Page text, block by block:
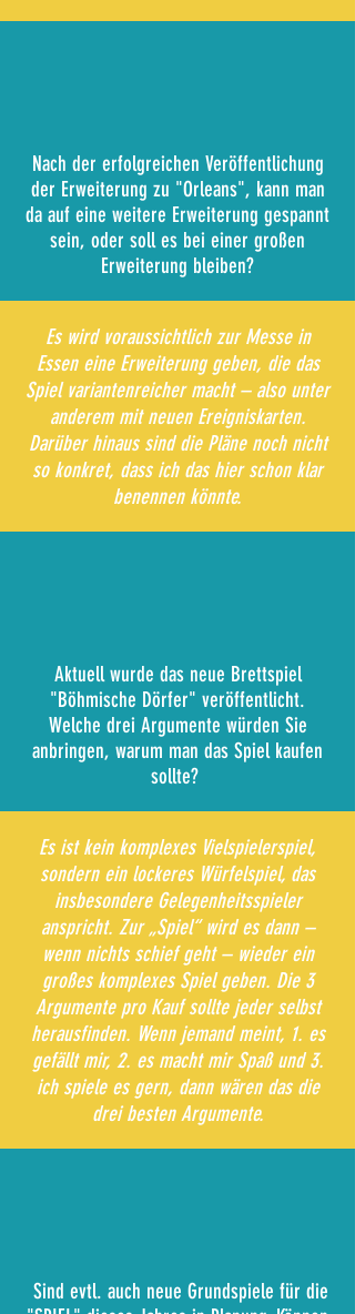
Nach der erfolgreichen Veröffentlichung
der Erweiterung zu "Orleans", kann man
da auf eine weitere Erweiterung gespannt
sein, oder soll es bei einer großen
Erweiterung bleiben?
Es wird voraussichtlich zur Messe in
Essen eine Erweiterung geben, die das
Spiel variantenreicher macht – also unter
anderem mit neuen Ereigniskarten.
Darüber hinaus sind die Pläne noch nicht
so konkret, dass ich das hier schon klar
benennen könnte.
Aktuell wurde das neue Brettspiel
"Böhmische Dörfer" veröffentlicht.
Welche drei Argumente würden Sie
anbringen, warum man das Spiel kaufen
sollte?
Es ist kein komplexes Vielspielerspiel,
sondern ein lockeres Würfelspiel, das
insbesondere Gelegenheitsspieler
anspricht. Zur „Spiel“ wird es dann –
wenn nichts schief geht – wieder ein
großes komplexes Spiel geben. Die 3
Argumente pro Kauf sollte jeder selbst
herausfinden. Wenn jemand meint, 1. es
gefällt mir, 2. es macht mir Spaß und 3.
ich spiele es gern, dann wären das die
drei besten Argumente.
Sind evtl. auch neue Grundspiele für die